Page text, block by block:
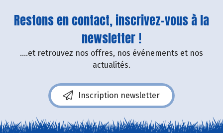
Restons en contact, inscrivez-vous à la
newsletter !
....et retrouvez nos offres, nos événements et nos
actualités.
Inscription newsletter